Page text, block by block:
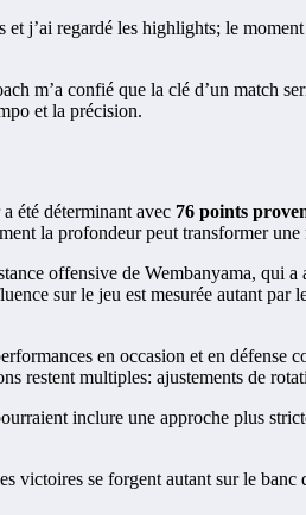
et j’ai regardé les highlights; le
m’a confié que la clé d’un match
et la précision.
été déterminant avec 76 points
la profondeur peut transformer
offensive de Wembanyama, qui
sur le jeu est mesurée autant par
en occasion et en
restent multiples: ajustements de
inclure une approche plus
se forgent autant sur le